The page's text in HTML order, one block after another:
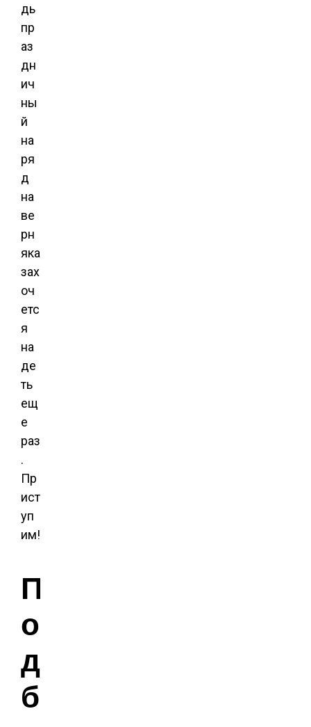
дь
пр
аз
дн
ич
ны
й
на
ря
д
на
ве
рн
яка
зах
оч
етс
я
на
де
ть
ещ
е
раз
.
Пр
ист
уп
им!
П
о
д
б